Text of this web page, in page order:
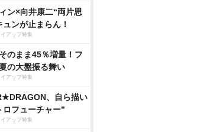
ン×向井康二“両片思
ュンが止まらん！
アップ特集
のまま45％増量！フ
の大盤振る舞い
アップ特集
、自ら描い
ロフューチャー”
アップ特集